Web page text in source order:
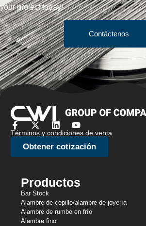
your project today!
Contáctenos
Términos y condiciones de venta
Obtener cotización
Productos
Bar Stock
Alambre de cepillo/alambre de joyería
Alambre de rumbo en frío
Alambre fino